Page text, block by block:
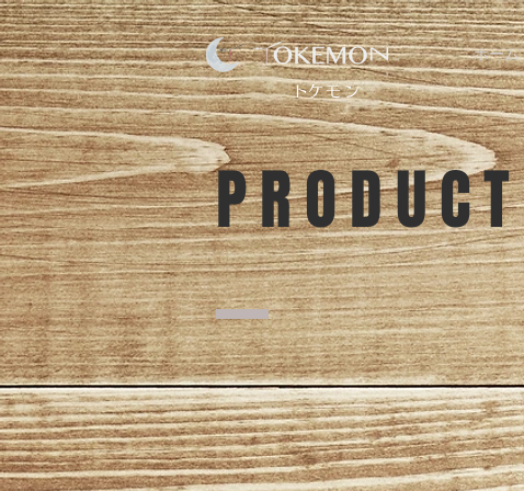
​トケモン
ホーム
PRODUCT